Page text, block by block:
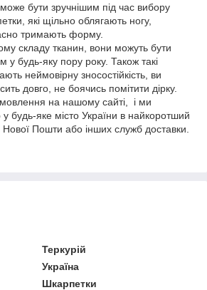
бути зручнішим під час вибору
які щільно облягають ногу,
тримають форму.
складу тканин, вони можуть бути
у будь-яку пору року. Також такі
неймовірну зносостійкість, ви
довго, не боячись помітити дірку.
на нашому сайті, і ми
будь-яке місто України в найкоротший
Пошти або інших служб доставки.
Теркурій
Україна
Шкарпетки